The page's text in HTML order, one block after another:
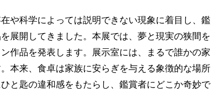
や科学によっては説明できない現象に着目し、鑑
展開してきました。本展では、夢と現実の狭間を
作品を発表します。展示室には、まるで誰かの家
本来、食卓は家族に安らぎを与える象徴的な場所
と匙の違和感をもたらし、鑑賞者にどこか奇妙で